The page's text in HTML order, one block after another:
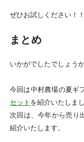
ぜひお試しください！！
まとめ
いかがでしたでしょうか
今回は中村農場の夏ギ
セット を紹介いたしまし
次回は、今年から売り
紹介いたします。